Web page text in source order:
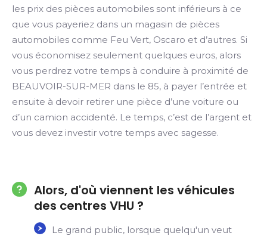
les prix des pièces automobiles sont inférieurs à ce
que vous payeriez dans un magasin de pièces
automobiles comme Feu Vert, Oscaro et d’autres. Si
vous économisez seulement quelques euros, alors
vous perdrez votre temps à conduire à proximité de
BEAUVOIR-SUR-MER dans le 85, à payer l’entrée et
ensuite à devoir retirer une pièce d’une voiture ou
d’un camion accidenté. Le temps, c’est de l’argent et
vous devez investir votre temps avec sagesse.
Alors, d'où viennent les véhicules
des centres VHU ?
Le grand public, lorsque quelqu'un veut